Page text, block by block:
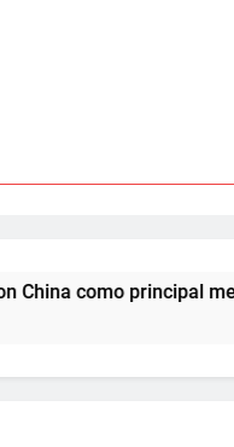
principal mercado